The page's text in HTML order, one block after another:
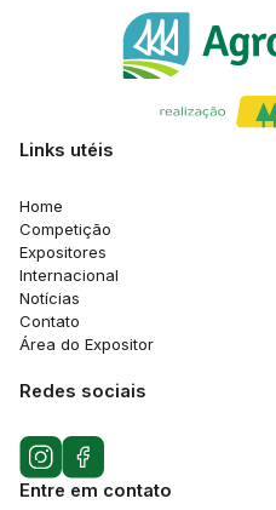
Links utéis
Home
Competição
Expositores
Internacional
Notícias
Contato
Área do Expositor
Redes sociais
Entre em contato